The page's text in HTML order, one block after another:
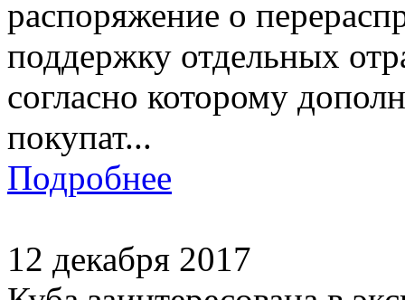
распоряжение о
поддержку отдельных
согласно которому
покупат...
Подробнее
12 декабря 2017